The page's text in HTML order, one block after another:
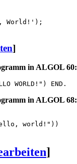
World!');
]
in ALGOL 60:
in ALGOL 68:
world!"))
]